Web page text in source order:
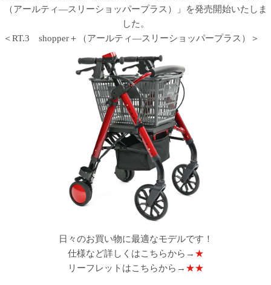
（アールティ―スリーショッパープラス）」を発売開始いたしま
した。
＜RT.3 shopper＋（アールティ―スリーショッパープラス）＞
日々のお買い物に最適なモデルです！
仕様など詳しくはこちらから→ ★
リーフレットはこちらから→ ★★